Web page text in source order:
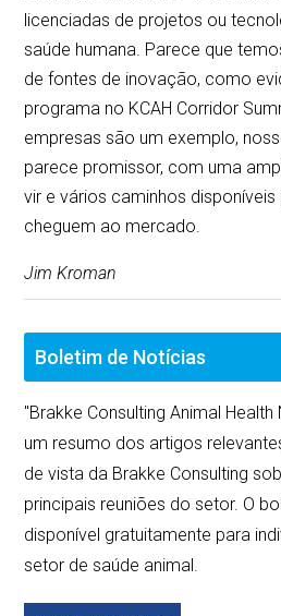
licenciadas de projetos ou
saúde humana. Parece que
de fontes de inovação, como
programa no KCAH Corridor
empresas são um exemplo,
parece promissor, com uma
vir e vários caminhos
cheguem ao mercado.
Jim Kroman
Boletim de Notícias
"Brakke Consulting Animal
um resumo dos artigos
de vista da Brakke Consulting
principais reuniões do setor. O
disponível gratuitamente para
setor de saúde animal.